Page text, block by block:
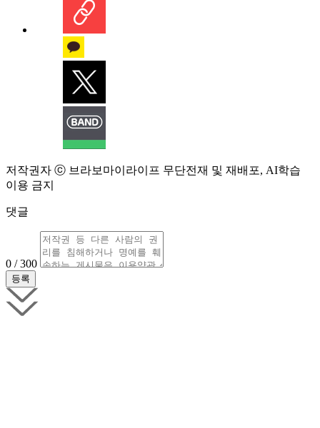
저작권자 ⓒ 브라보마이라이프 무단전재 및 재배포, AI학습
이용 금지
댓글
0 / 300